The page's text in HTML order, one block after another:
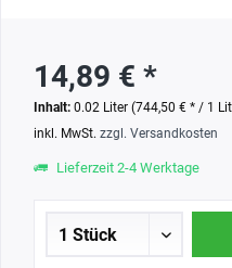
14,89 € *
Inhalt: 0.02 Liter (744,50 € * / 1
inkl. MwSt. zzgl. Versandkosten
Lieferzeit 2-4 Werktage